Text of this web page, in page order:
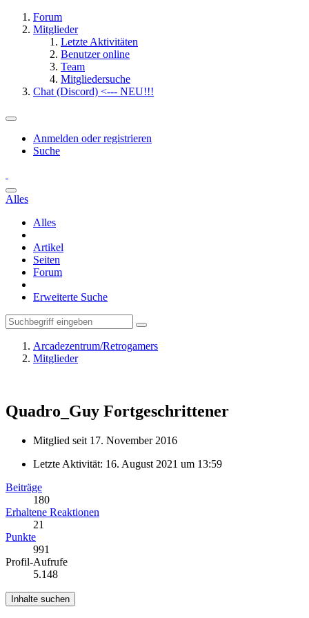
Forum
Mitglieder
Letzte Aktivitäten
Benutzer online
Team
Mitgliedersuche
Chat (Discord) <--- NEU!!!
Anmelden oder registrieren
Suche
Alles
Alles
Artikel
Seiten
Forum
Erweiterte Suche
Arcadezentrum/Retrogamers
Mitglieder
Quadro_Guy Fortgeschrittener
Mitglied seit 17. November 2016
Letzte Aktivität: 16. August 2021 um 13:59
Beiträge
180
Erhaltene Reaktionen
21
Punkte
991
Profil-Aufrufe
5.148
Inhalte suchen